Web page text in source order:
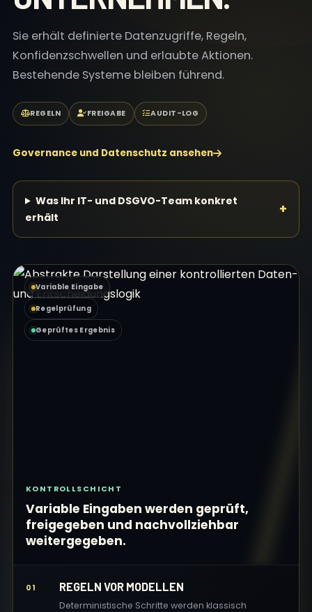
Sie erhält definierte Datenzugriffe, Regeln,
Konfidenzschwellen und erlaubte Aktionen.
Bestehende Systeme bleiben führend.
REGELN FREIGABE AUDIT-LOG
Governance und Datenschutz ansehen
Was Ihr IT- und DSGVO-Team konkret
erhält
KONTROLLSCHICHT
Variable Eingaben werden geprüft,
freigegeben und nachvollziehbar
weitergegeben.
Variable Eingabe
Regelprüfung
Geprüftes Ergebnis
01 REGELN VOR MODELLEN
Deterministische Schritte werden klassisch